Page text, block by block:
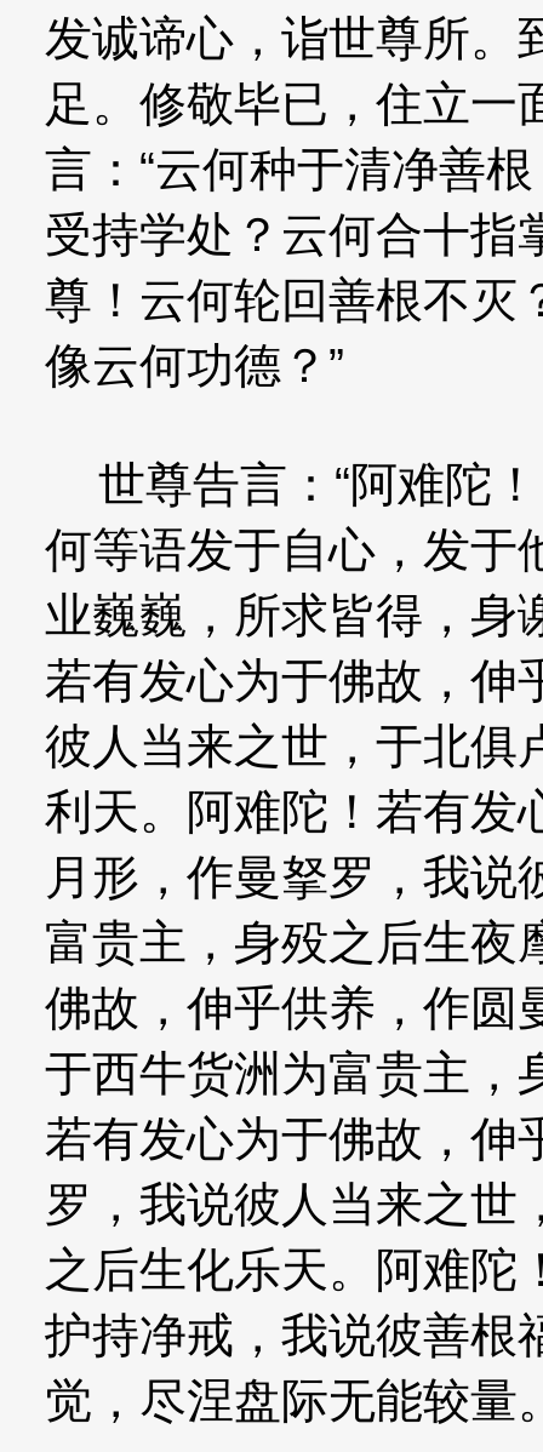
发诚谛心，诣世尊所。
足。修敬毕已，住立一
言：“云何种于清净善
受持学处？云何合十指
尊！云何轮回善根不灭
像云何功德？”
世尊告言：“阿难陀
何等语发于自心，发于
业巍巍，所求皆得，身
若有发心为于佛故，伸
彼人当来之世，于北俱
利天。阿难陀！若有发
月形，作曼拏罗，我
富贵主，身殁之后生夜
佛故，伸乎供养，作圆
于西牛货洲为富贵主，
若有发心为于佛故，伸
罗，我说彼人当来之世
之后生化乐天。阿难陀
护持净戒，我说彼善根
觉，尽涅盘际无能较量